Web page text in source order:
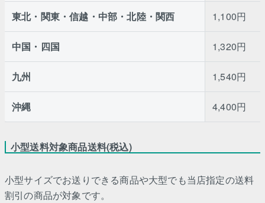
東北・関東・信越・中部・北陸・関西 1,100円
中国・四国 1,320円
九州 1,540円
沖縄 4,400円
小型送料対象商品送料(税込)
小型サイズでお送りできる商品や大型でも当店指定の送料
割引の商品が対象です。